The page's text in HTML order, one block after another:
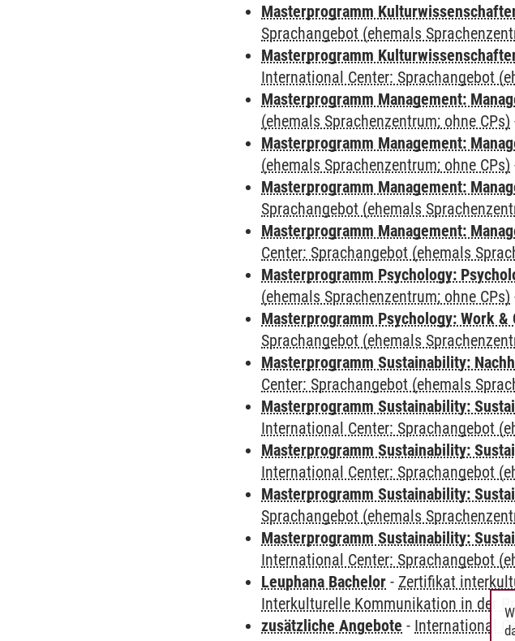
Masterprogramm
Sprachangebot (ehemals
Masterprogramm
International Center: Sprachangebot
Masterprogramm Management:
(ehemals Sprachenzentrum; ohne CPs)
Masterprogramm Management:
(ehemals Sprachenzentrum; ohne CPs)
Masterprogramm Management:
Sprachangebot (ehemals
Masterprogramm Management:
Center: Sprachangebot (ehemals
Masterprogramm Psychology:
(ehemals Sprachenzentrum; ohne CPs)
Masterprogramm Psychology: Work
Sprachangebot (ehemals
Masterprogramm Sustainability:
Center: Sprachangebot (ehemals
Masterprogramm Sustainability:
International Center: Sprachangebot
Masterprogramm Sustainability:
International Center: Sprachangebot
Masterprogramm Sustainability:
Sprachangebot (ehemals
Masterprogramm Sustainability:
International Center: Sprachangebot
Leuphana Bachelor - Zertifikat
Interkulturelle Kommunikation in der
zusätzliche Angebote - International